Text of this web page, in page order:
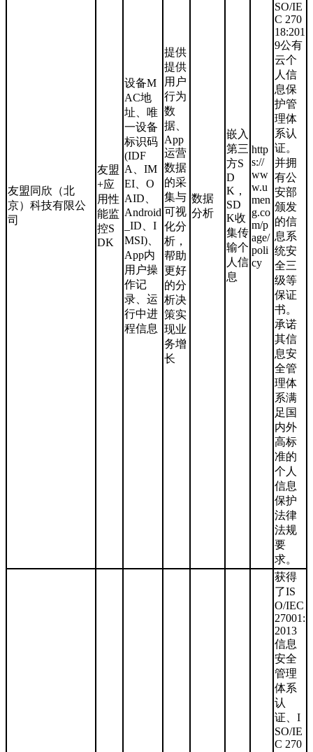
友盟同欣（北
京）科技有限公
司
友盟
+应
用性
能监
控S
DK
设备M
AC地
址、唯
一设备
标识码
(IDF
A、IM
EI、O
AID、
Android
_ID、I
MSI)、
App内
用户操
作记
录、运
行中进
程信息
提供
提供
用户
行为
数
据、
App
运营
数据
的采
集与
可视
化分
析，
帮助
更好
的分
析决
策实
现业
务增
长
数据
分析
嵌入
第三
方S
D
K，
SD
K收
集传
输个
人信
息
http
s://
ww
w.u
men
g.co
m/p
age/
poli
cy
SO/IE
C 270
18:201
9公有
云个
人信
息保
护管
理体
系认
证。
并拥
有公
安部
颁发
的信
息系
统安
全三
级等
保证
书。
承诺
其信
息安
全管
理体
系满
足国
内外
高标
准的
个人
信息
保护
法律
法规
要
求。
获得
了IS
O/IEC
27001:
2013
信息
安全
管理
体系
认
证、I
SO/IE
C 270